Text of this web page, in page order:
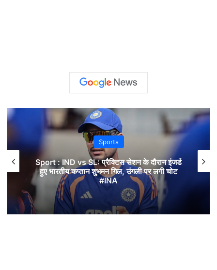
Sports
Sport : IND vs SL: प्रैक्टिस सेशन के दौरान इंजर्ड
हुए भारतीय कप्तान शुभमन गिल, उंगली पर लगी चोट
#INA